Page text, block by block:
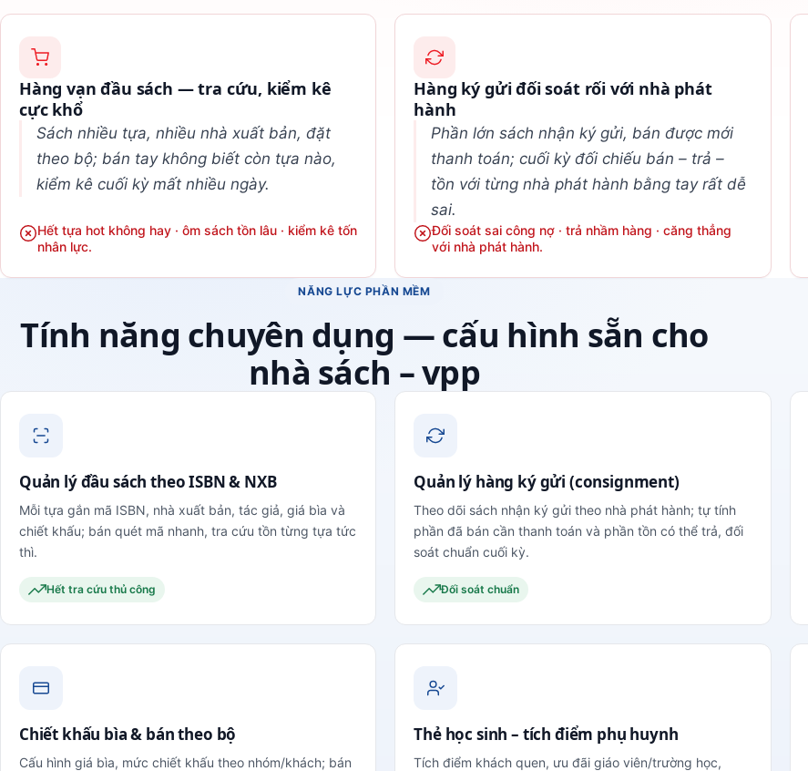
Hàng vạn đầu sách — tra cứu, kiểm kê
cực khổ
Sách nhiều tựa, nhiều nhà xuất bản, đặt
theo bộ; bán tay không biết còn tựa nào,
kiểm kê cuối kỳ mất nhiều ngày.
Hết tựa hot không hay · ôm sách tồn lâu · kiểm kê tốn
nhân lực.
Hàng ký gửi đối soát rối với nhà phát
hành
Phần lớn sách nhận ký gửi, bán được mới
thanh toán; cuối kỳ đối chiếu bán – trả –
tồn với từng nhà phát hành bằng tay rất dễ
sai.
Đối soát sai công nợ · trả nhầm hàng · căng thẳng
với nhà phát hành.
NĂNG LỰC PHẦN MỀM
Tính năng chuyên dụng — cấu hình sẵn cho
nhà sách – vpp
Quản lý đầu sách theo ISBN & NXB
Mỗi tựa gắn mã ISBN, nhà xuất bản, tác giả, giá bìa và
chiết khấu; bán quét mã nhanh, tra cứu tồn từng tựa tức
thì.
Hết tra cứu thủ công
Quản lý hàng ký gửi (consignment)
Theo dõi sách nhận ký gửi theo nhà phát hành; tự tính
phần đã bán cần thanh toán và phần tồn có thể trả, đối
soát chuẩn cuối kỳ.
Đối soát chuẩn
Chiết khấu bìa & bán theo bộ
Cấu hình giá bìa, mức chiết khấu theo nhóm/khách; bán
Thẻ học sinh – tích điểm phụ huynh
Tích điểm khách quen, ưu đãi giáo viên/trường học,